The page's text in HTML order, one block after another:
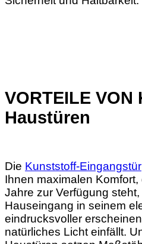
VORTEILE VON
Haustüren
Die Kunststoff-Eingangstür
Ihnen maximalen
Jahre zur Verfügung
Hauseingang in seinem
eindrucksvoller
natürliches Licht einfällt.